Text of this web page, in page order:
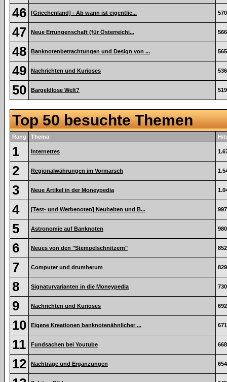
46 [Griechenland] - Ab wann ist eigentlic... 570
47 Neue Errungenschaft (für Österreichi... 566
48 Banknotenbetrachtungen und Design von ... 565
49 Nachrichten und Kurioses 536
50 Bargeldlose Welt? 519
Top 50 besuchte Themen
Rang Thema
1 Internettes
2 Regionalwährungen im Vormarsch
3 Neue Artikel in der Moneypedia
4 [Test- und Werbenoten] Neuheiten und B...
5 Astronomie auf Banknoten
6 Neues von den "Stempelschnitzern"
7 Computer und drumherum
8 Signaturvarianten in die Moneypedia
9 Nachrichten und Kurioses
10 Eigene Kreationen banknotenähnlicher ...
11 Fundsachen bei Youtube
12 Nachträge und Ergänzungen